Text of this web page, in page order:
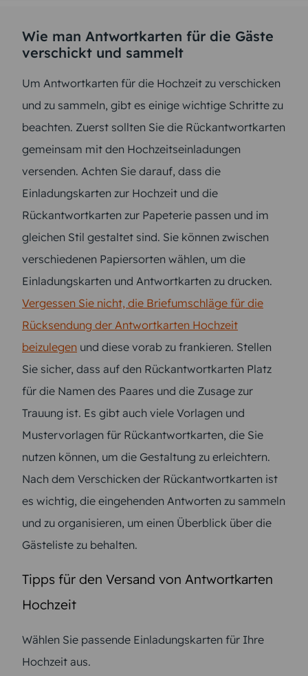
Wie man Antwortkarten für die Gäste
verschickt und sammelt
Um Antwortkarten für die Hochzeit zu verschicken
und zu sammeln, gibt es einige wichtige Schritte zu
beachten. Zuerst sollten Sie die Rückantwortkarten
gemeinsam mit den Hochzeitseinladungen
versenden. Achten Sie darauf, dass die
Einladungskarten zur Hochzeit und die
Rückantwortkarten zur Papeterie passen und im
gleichen Stil gestaltet sind. Sie können zwischen
verschiedenen Papiersorten wählen, um die
Einladungskarten und Antwortkarten zu drucken.
Vergessen Sie nicht, die Briefumschläge für die
Rücksendung der Antwortkarten Hochzeit
beizulegen und diese vorab zu frankieren. Stellen
Sie sicher, dass auf den Rückantwortkarten Platz
für die Namen des Paares und die Zusage zur
Trauung ist. Es gibt auch viele Vorlagen und
Mustervorlagen für Rückantwortkarten, die Sie
nutzen können, um die Gestaltung zu erleichtern.
Nach dem Verschicken der Rückantwortkarten ist
es wichtig, die eingehenden Antworten zu sammeln
und zu organisieren, um einen Überblick über die
Gästeliste zu behalten.
Tipps für den Versand von Antwortkarten
Hochzeit
Wählen Sie passende Einladungskarten für Ihre
Hochzeit aus.